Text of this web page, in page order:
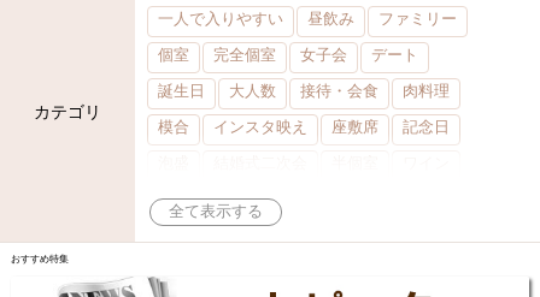
カテゴリ
一人で入りやすい 昼飲み ファミリー
個室 完全個室 女子会 デート
誕生日 大人数 接待・会食 肉料理
模合 インスタ映え 座敷席 記念日
ステーキ 歓迎会
おすすめ特集